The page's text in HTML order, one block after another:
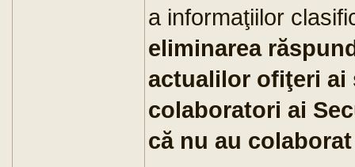
a informaţiilor
eliminarea
actualilor ofiţeri
colaboratori ai
că nu au